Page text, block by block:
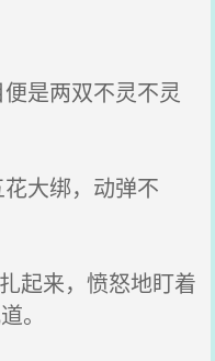
是两双不灵不灵
大绑，动弹不
起来，愤怒地盯着
。